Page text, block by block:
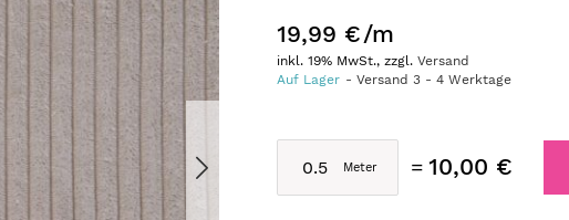
19,99 €/m
inkl. 19% MwSt., zzgl.Versand
Auf Lager
Versand3 -4 Werktage
10,00 €